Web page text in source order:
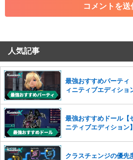
・その他、管理者が不適切と判断した
コメントの削除を申請する
せていただきます。ご了承ください
※一度削除したコメントは復元がで
さい。
また、過度な利用規約の違反や、弊社に損
った場合は、法的措置をとらせていただく
かじめご理解くださいませ。
人気記事
最強おすすめパーティ
ィニティブエディショ
最強おすすめドール【
ニティブエディション】
クラスチェンジの優先